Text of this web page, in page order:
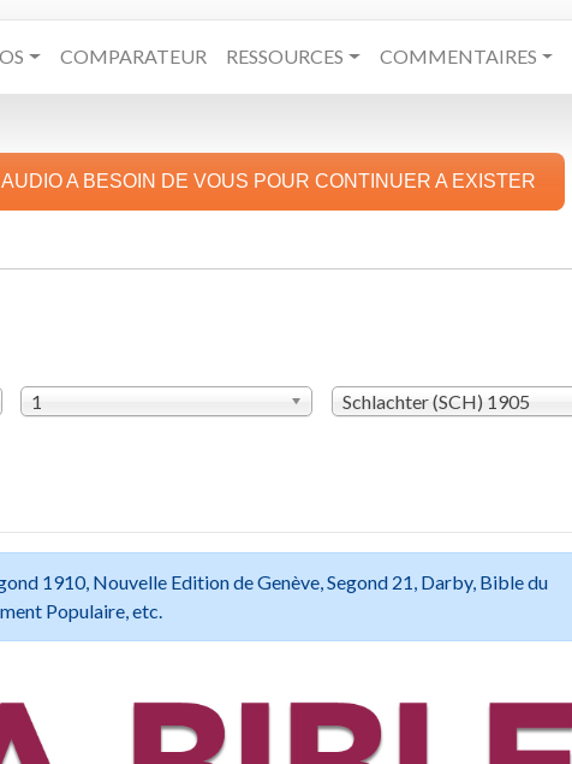
COMPARATEUR RESSOURCES COMMENTAIRES
A BESOIN DE VOUS POUR CONTINUER A EXISTER
1 Schlachter (SCH) 1905
1910, Nouvelle Edition de Genève, Segond 21, Darby, Bible du
Populaire, etc.